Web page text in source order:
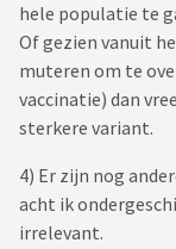
hele populatie te
Of gezien vanuit
muteren om te
vaccinatie) dan
sterkere variant.
4) Er zijn nog
acht ik
irrelevant.